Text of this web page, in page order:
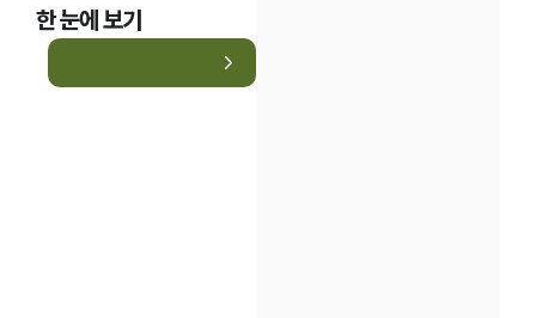
한 눈에 보기